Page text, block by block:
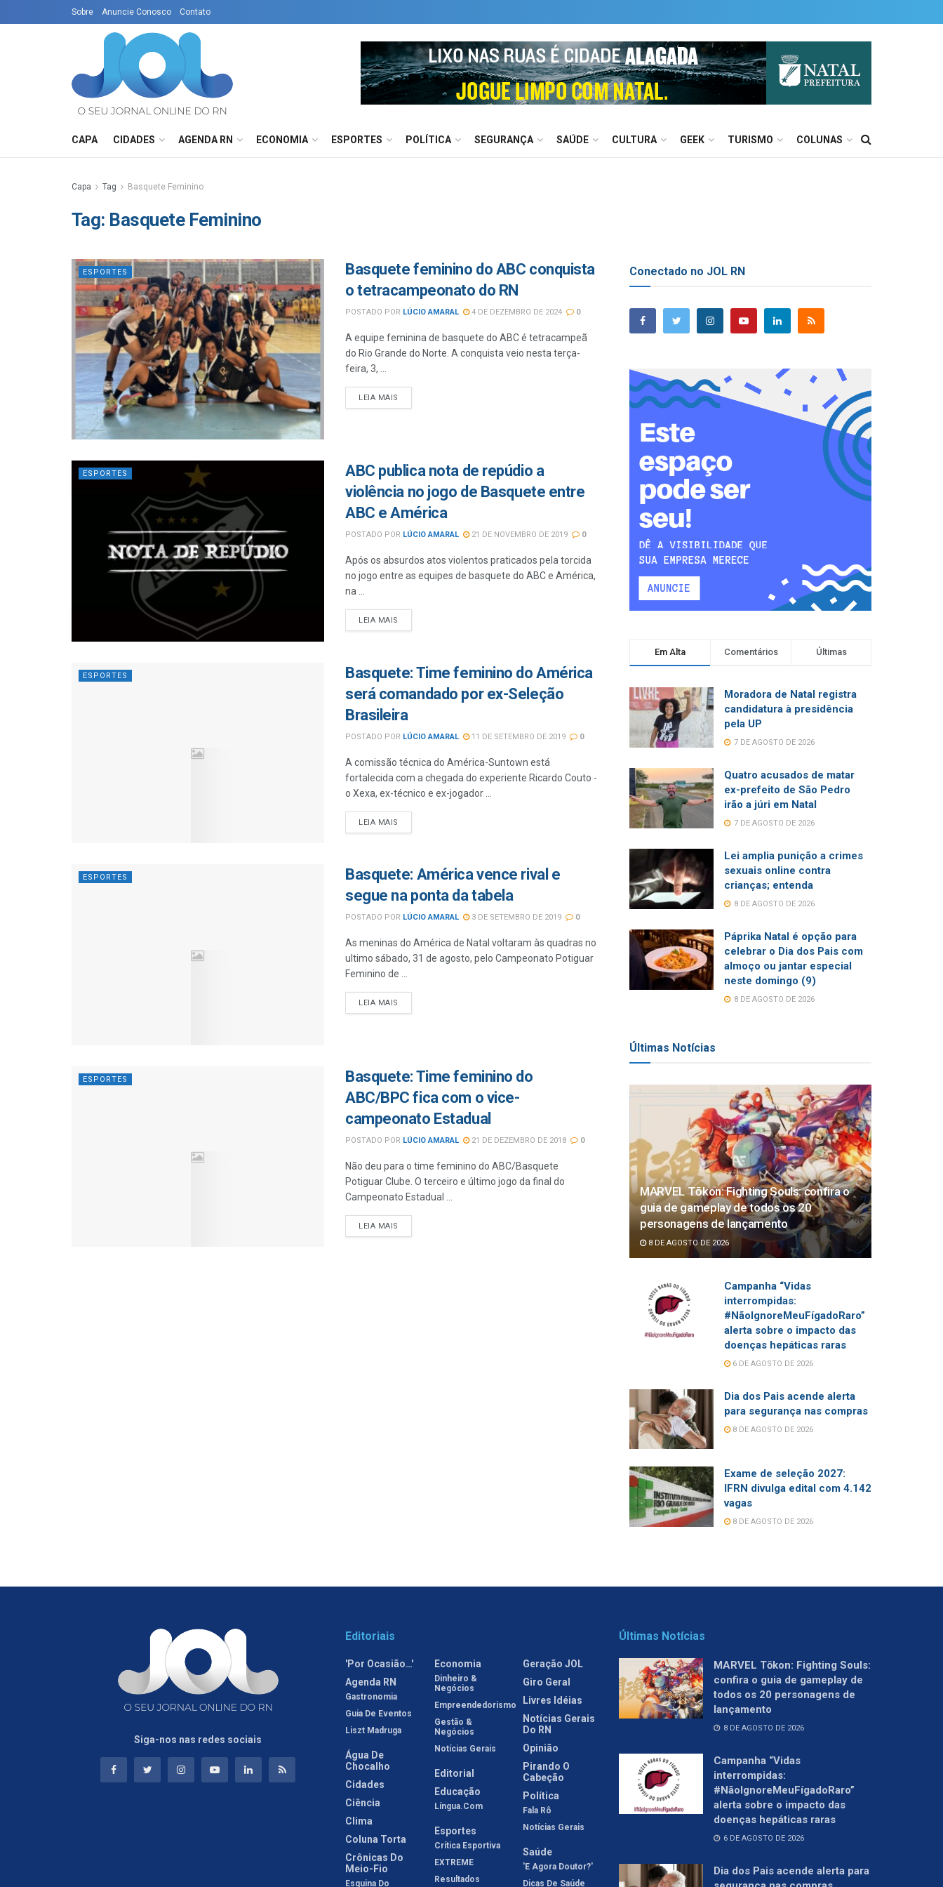
Sobre Anuncie Conosco Contato
CAPA CIDADES AGENDA RN ECONOMIA ESPORTES POLÍTICA SEGURANÇA SAÚDE CULTURA GEEK TURISMO COLUNAS
Capa Tag Basquete Feminino
Tag: Basquete Feminino
ESPORTES
Basquete feminino do ABC conquista
o tetracampeonato do RN
POSTADO POR LÚCIO AMARAL 4 DE DEZEMBRO DE 2024 0
A equipe feminina de basquete do ABC é tetracampeã
do Rio Grande do Norte. A conquista veio nesta terça-
feira, 3, ...
LEIA MAIS
ESPORTES
ABC publica nota de repúdio a
violência no jogo de Basquete entre
ABC e América
POSTADO POR LÚCIO AMARAL 21 DE NOVEMBRO DE 2019 0
Após os absurdos atos violentos praticados pela torcida
no jogo entre as equipes de basquete do ABC e América,
na ...
LEIA MAIS
ESPORTES
Basquete: Time feminino do América
será comandado por ex-Seleção
Brasileira
POSTADO POR LÚCIO AMARAL 11 DE SETEMBRO DE 2019 0
A comissão técnica do América-Suntown está
fortalecida com a chegada do experiente Ricardo Couto -
o Xexa, ex-técnico e ex-jogador ...
LEIA MAIS
ESPORTES
Basquete: América vence rival e
segue na ponta da tabela
POSTADO POR LÚCIO AMARAL 3 DE SETEMBRO DE 2019 0
As meninas do América de Natal voltaram às quadras no
ultimo sábado, 31 de agosto, pelo Campeonato Potiguar
Feminino de ...
LEIA MAIS
ESPORTES
Basquete: Time feminino do
ABC/BPC fica com o vice-
campeonato Estadual
POSTADO POR LÚCIO AMARAL 21 DE DEZEMBRO DE 2018 0
Não deu para o time feminino do ABC/Basquete
Potiguar Clube. O terceiro e último jogo da final do
Campeonato Estadual ...
LEIA MAIS
Conectado no JOL RN
Em Alta Comentários Últimas
Moradora de Natal registra
candidatura à presidência
pela UP
7 DE AGOSTO DE 2026
Quatro acusados de matar
ex-prefeito de São Pedro
irão a júri em Natal
7 DE AGOSTO DE 2026
Lei amplia punição a crimes
sexuais online contra
crianças; entenda
8 DE AGOSTO DE 2026
Páprika Natal é opção para
celebrar o Dia dos Pais com
almoço ou jantar especial
neste domingo (9)
8 DE AGOSTO DE 2026
Últimas Notícias
MARVEL Tōkon: Fighting Souls: confira o
guia de gameplay de todos os 20
personagens de lançamento
8 DE AGOSTO DE 2026
Campanha “Vidas
interrompidas:
#NãoIgnoreMeuFígadoRaro”
alerta sobre o impacto das
doenças hepáticas raras
6 DE AGOSTO DE 2026
Dia dos Pais acende alerta
para segurança nas compras
8 DE AGOSTO DE 2026
Exame de seleção 2027:
IFRN divulga edital com 4.142
vagas
8 DE AGOSTO DE 2026
Siga-nos nas redes sociais
Editoriais
'Por Ocasião…'
Agenda RN
Gastronomia
Guia De Eventos
Liszt Madruga
Água De
Chocalho
Cidades
Ciência
Clima
Coluna Torta
Crônicas Do
Meio-Fio
Esquina Do
Economia
Dinheiro &
Negócios
Empreendedorismo
Gestão &
Negócios
Notícias Gerais
Editorial
Educação
Língua.com
Esportes
Crítica Esportiva
EXTREME
Resultados
Geração JOL
Giro Geral
Livres Idéias
Notícias Gerais
Do RN
Opinião
Pirando O
Cabeção
Política
Fala Rô
Notícias Gerais
Saúde
'E Agora Doutor?'
Dicas De Saúde
Últimas Notícias
MARVEL Tōkon: Fighting Souls:
confira o guia de gameplay de
todos os 20 personagens de
lançamento
8 DE AGOSTO DE 2026
Campanha “Vidas
interrompidas:
#NãoIgnoreMeuFígadoRaro”
alerta sobre o impacto das
doenças hepáticas raras
6 DE AGOSTO DE 2026
Dia dos Pais acende alerta para